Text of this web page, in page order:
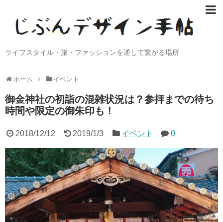
ライフスタイル・旅・ファッションを通して繋がる場所
ホーム イベント
御金神社の初詣の混雑状況は？参拝までの待ち
時間や限定の御朱印も！
2018/12/12 2019/1/3 イベント 0